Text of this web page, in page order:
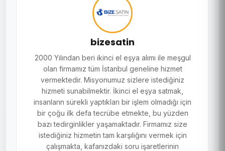
bizesatin
2000 Yılından beri ikinci el eşya alımı ile meşgul
olan firmamız tüm İstanbul geneline hizmet
vermektedir. Misyonumuz sizlere istediğiniz
hizmeti sunabilmektir. İkinci el eşya satmak,
insanların sürekli yaptıkları bir işlem olmadığı için
bir çoğu ilk defa tecrübe etmekte, bu yüzden
bazı tedirginlikler yaşamaktadır. Firmamız size
istediğiniz hizmetin tam karşılığını vermek için
çalışmakta, kafanızdaki soru işaretlerinin